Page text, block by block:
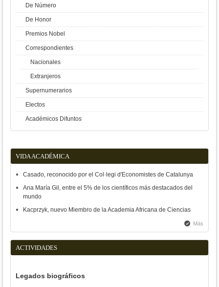
De Número
De Honor
Premios Nobel
Correspondientes
Nacionales
Extranjeros
Supernumerarios
Electos
Académicos Difuntos
VIDA ACADÉMICA
Casado, reconocido por el Col·legi d'Economistes de Catalunya
Ana María Gil, entre el 5% de los científicos más destacados del
mundo
Kacprzyk, nuevo Miembro de la Academia Africana de Ciencias
Más
ACTIVIDADES
Legados biográficos